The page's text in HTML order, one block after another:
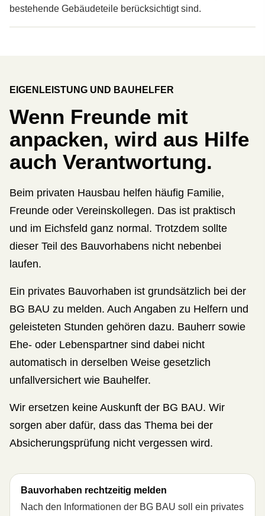
bestehende Gebäudeteile berücksichtigt sind.
EIGENLEISTUNG UND BAUHELFER
Wenn Freunde mit
anpacken, wird aus Hilfe
auch Verantwortung.
Beim privaten Hausbau helfen häufig Familie,
Freunde oder Vereinskollegen. Das ist praktisch
und im Eichsfeld ganz normal. Trotzdem sollte
dieser Teil des Bauvorhabens nicht nebenbei
laufen.
Ein privates Bauvorhaben ist grundsätzlich bei der
BG BAU zu melden. Auch Angaben zu Helfern und
geleisteten Stunden gehören dazu. Bauherr sowie
Ehe- oder Lebenspartner sind dabei nicht
automatisch in derselben Weise gesetzlich
unfallversichert wie Bauhelfer.
Wir ersetzen keine Auskunft der BG BAU. Wir
sorgen aber dafür, dass das Thema bei der
Absicherungsprüfung nicht vergessen wird.
Bauvorhaben rechtzeitig melden
Nach den Informationen der BG BAU soll ein privates